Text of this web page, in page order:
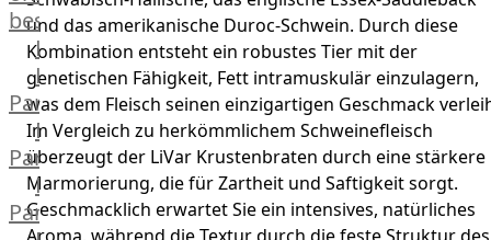
bestellen
Karriere
Kochschul-
Partner
Depot-
Partner
Frischetheken-
Partner
und das amerikanische Duroc-Schwein. Durch diese
Kombination entsteht ein robustes Tier mit der
genetischen Fähigkeit, Fett intramuskulär einzulagern,
was dem Fleisch seinen einzigartigen Geschmack
Im Vergleich zu herkömmlichem Schweinefleisch
überzeugt der LiVar Krustenbraten durch eine stärkere
Marmorierung, die für Zartheit und Saftigkeit sorgt.
Geschmacklich erwartet Sie ein intensives, natürliches